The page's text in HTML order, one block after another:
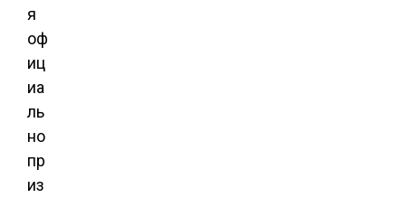
я
оф
иц
иа
ль
но
пр
из